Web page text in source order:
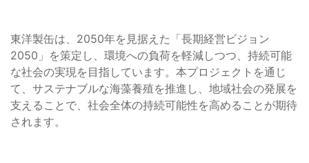
東洋製缶は、2050年を見据えた「長期経営ビジョン
2050」を策定し、環境への負荷を軽減しつつ、持続可能
な社会の実現を目指しています。本プロジェクトを通じ
て、サステナブルな海藻養殖を推進し、地域社会の発展を
支えることで、社会全体の持続可能性を高めることが期待
されます。